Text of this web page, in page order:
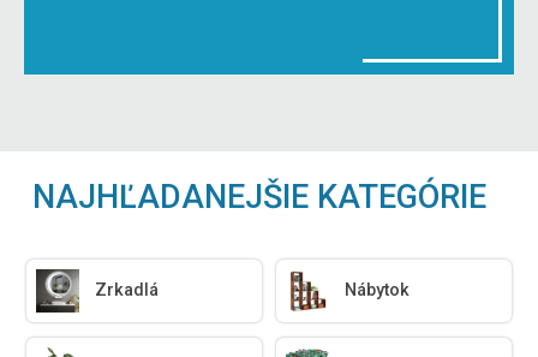
NAJHĽADANEJŠIE KATEGÓRIE
Zrkadlá Nábytok